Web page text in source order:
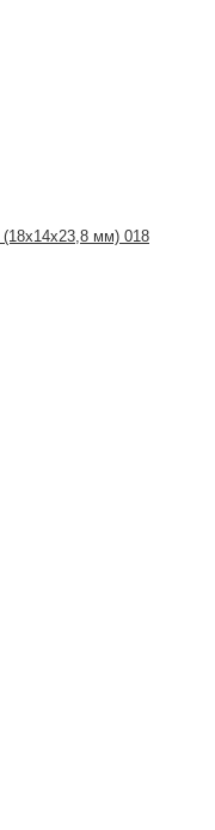
(18х14х23,8 мм) 018